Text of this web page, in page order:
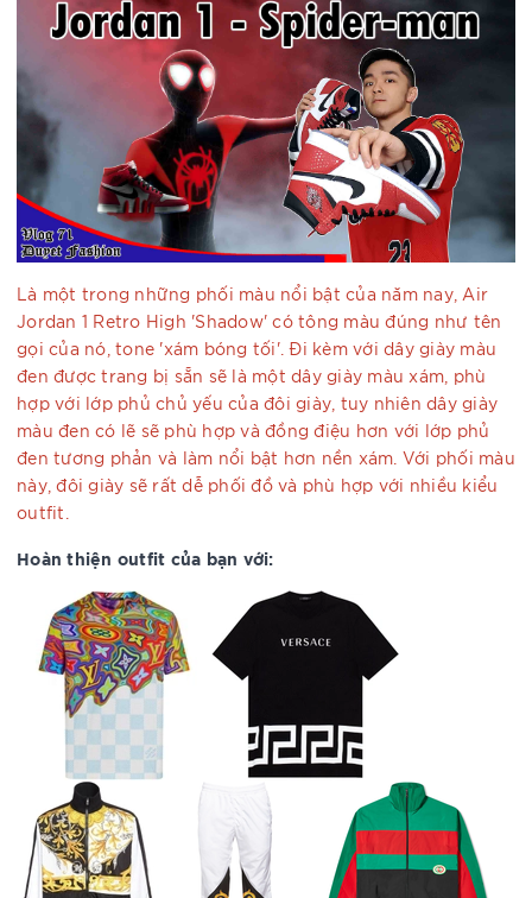
Là một trong những phối màu nổi bật của năm nay, Air
Jordan 1 Retro High 'Shadow' có tông màu đúng như tên
gọi của nó, tone 'xám bóng tối'. Đi kèm với dây giày màu
đen được trang bị sẵn sẽ là một dây giày màu xám, phù
hợp với lớp phủ chủ yếu của đôi giày, tuy nhiên dây giày
màu đen có lẽ sẽ phù hợp và đồng điệu hơn với lớp phủ
đen tương phản và làm nổi bật hơn nền xám. Với phối màu
này, đôi giày sẽ rất dễ phối đồ và phù hợp với nhiều kiểu
outfit.
Hoàn thiện outfit của bạn với: